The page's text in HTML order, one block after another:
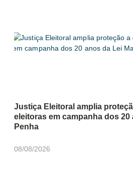
Justiça Eleitoral amplia
eleitoras em campanha dos 20
Penha
08/08/2026